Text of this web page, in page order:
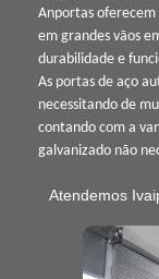
Anportas
em grandes vãos
durabilidade e
As portas de aço
necessitando de
contando com a
galvanizado não
Atendemos